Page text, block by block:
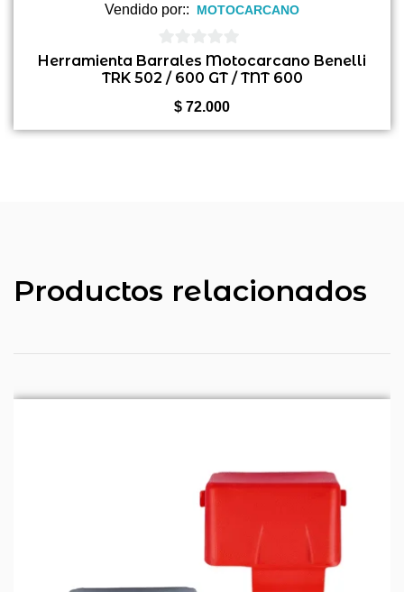
Vendido por:: MOTOCARCANO
0
de
Herramienta Barrales Motocarcano Benelli
TRK 502 / 600 GT / TNT 600
$ 72.000
Productos relacionados